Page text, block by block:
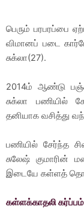
பெரும் பரபரப்பை
விமானப் படை
சுக்லா(27).
2014ம் ஆண்டு
சுக்லா பணியில்
தனியாக வசித்து
பணியில் சேர்ந்த
சுலேஷ் குமாரின்
இடையே கள்ளத்
கள்ளக்காதலி கர்ப்பம்